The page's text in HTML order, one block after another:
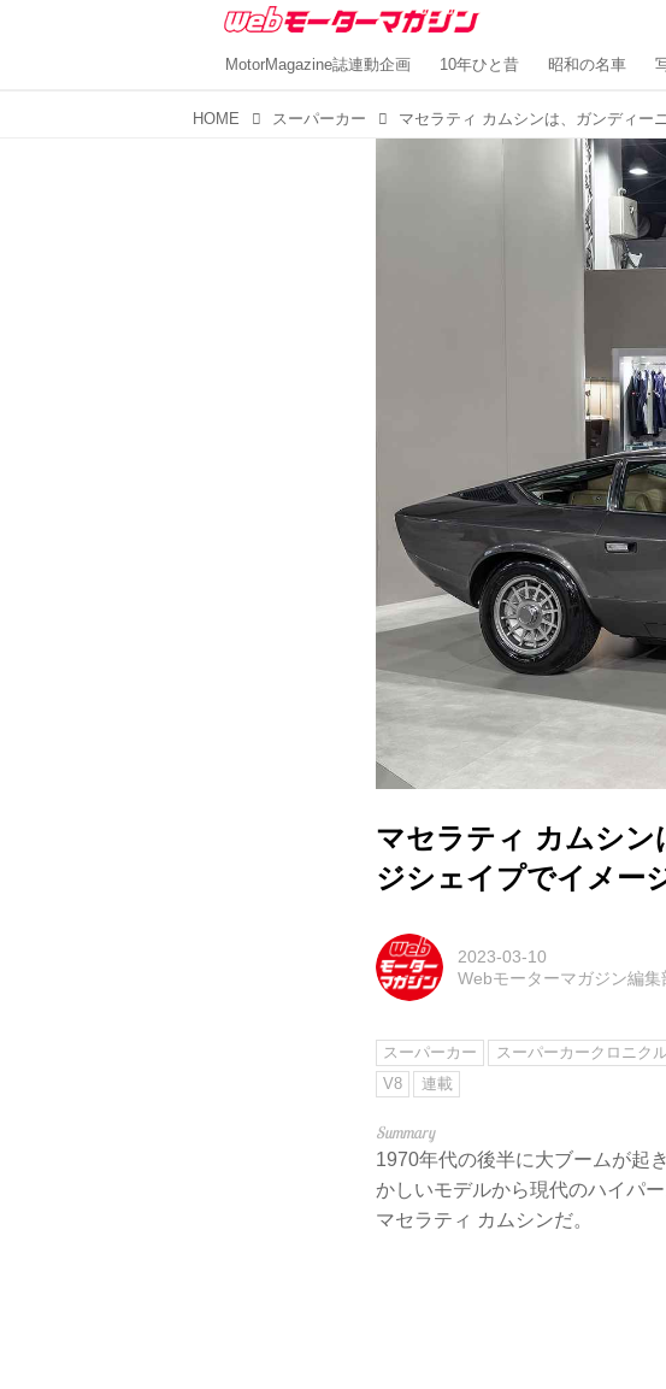
MotorMagazine誌連動企画 10年ひと昔 昭和の名車
HOME スーパーカー
マセラティ カムシン
ジシェイプでイメー
2023-03-10
Webモーターマガジン編集
スーパーカー スーパーカークロニク
V8
連載
1970年代の後半に大ブームが起
かしいモデルから現代のハイパ
マセラティ カムシンだ。